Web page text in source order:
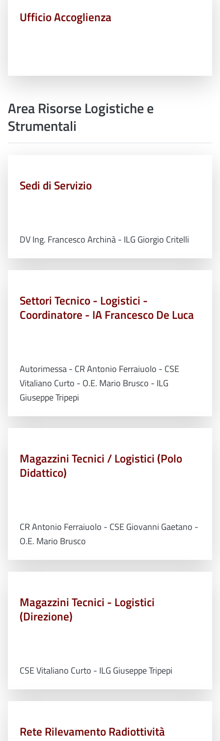
Ufficio Accoglienza
Area Risorse Logistiche e
Strumentali
Sedi di Servizio
DV Ing. Francesco Archinà - ILG Giorgio Critelli
Settori Tecnico - Logistici -
Coordinatore - IA Francesco De Luca
Autorimessa - CR Antonio Ferraiuolo - CSE
Vitaliano Curto - O.E. Mario Brusco - ILG
Giuseppe Tripepi
Magazzini Tecnici / Logistici (Polo
Didattico)
CR Antonio Ferraiuolo - CSE Giovanni Gaetano -
O.E. Mario Brusco
Magazzini Tecnici - Logistici
(Direzione)
CSE Vitaliano Curto - ILG Giuseppe Tripepi
Rete Rilevamento Radiottività